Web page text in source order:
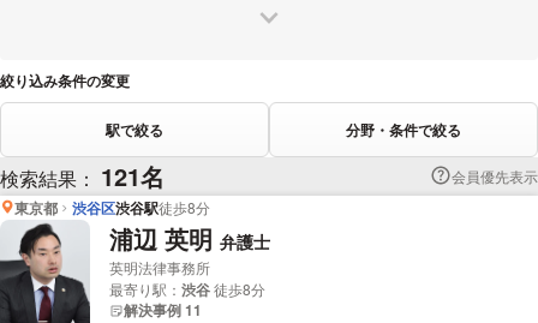
絞り込み条件の変更
駅で絞る 分野・条件で絞る
検索結果： 121名 会員優先表示
東京都 渋谷区渋谷駅徒歩8分
浦辺 英明 弁護士
英明法律事務所
最寄り駅： 渋谷徒歩8分
解決事例 11